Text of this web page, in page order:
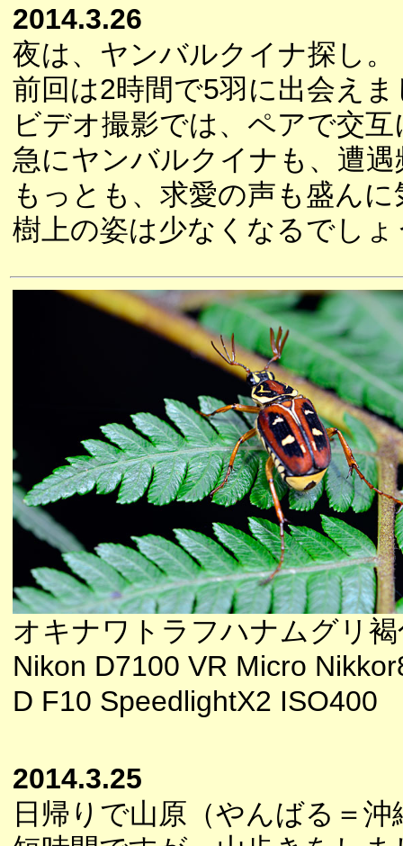
2014.3.26
夜は、ヤンバルクイナ探し。
前回は2時間で5羽に出会え
ビデオ撮影では、ペアで交
急にヤンバルクイナも、遭
もっとも、求愛の声も盛ん
樹上の姿は少なくなるでしょ
オキナワトラフハナムグリ
Nikon D7100 VR Micro
D F10 SpeedlightX2 ISO400
2014.3.25
日帰りで山原（やんばる＝